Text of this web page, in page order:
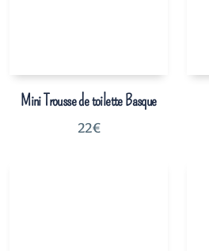
Mini Trousse de toilette Basque
22€